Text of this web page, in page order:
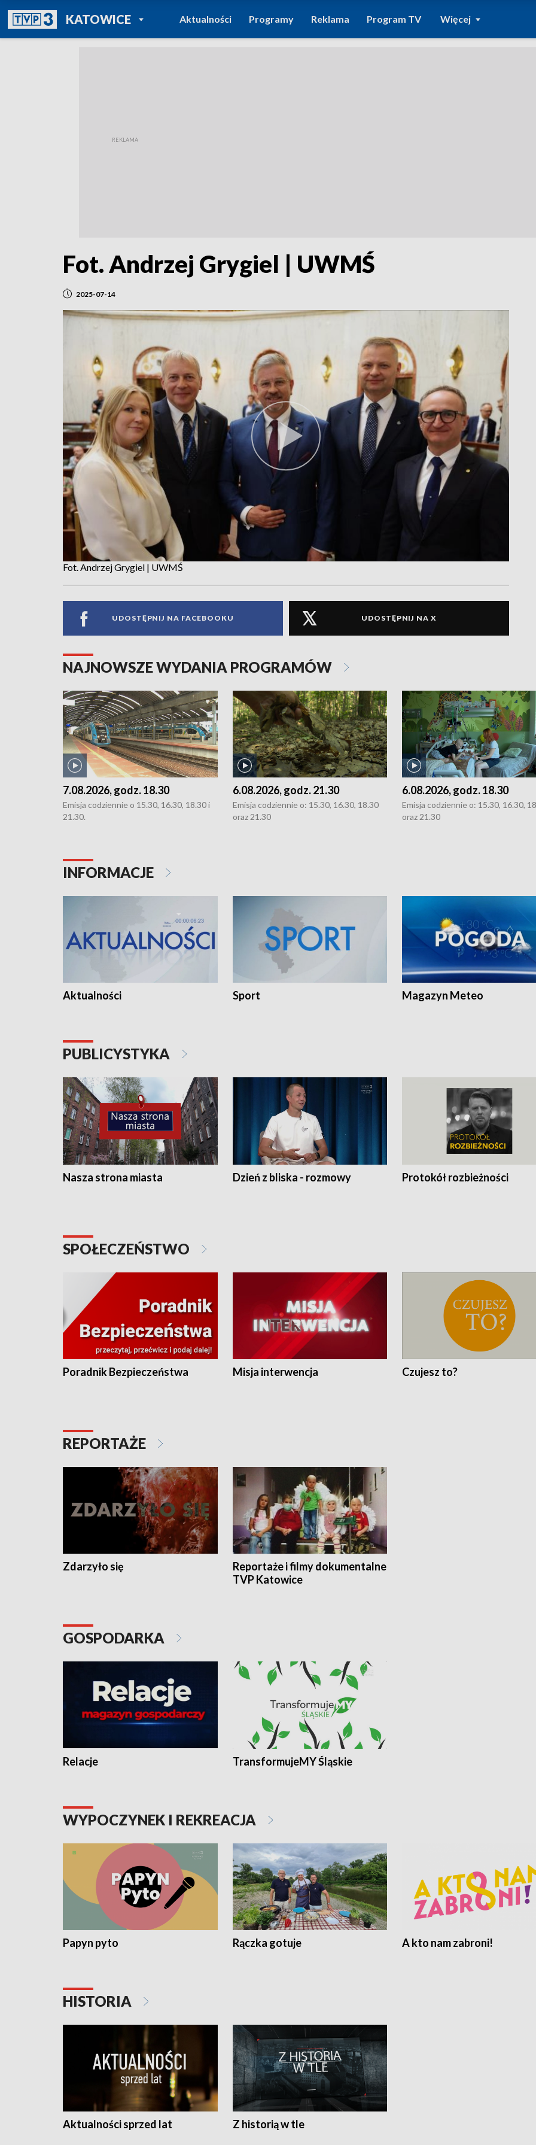
KATOWICEPOWRÓT DO
TVP REGIONY
Aktualności Programy Reklama Program TV Więcej
Fot. Andrzej Grygiel | UWMŚ
2025-07-14
Fot. Andrzej Grygiel | UWMŚ
UDOSTĘPNIJ NA FACEBOOKU UDOSTĘPNIJ NA X
NAJNOWSZE WYDANIA PROGRAMÓW
7.08.2026, godz. 18.30
Emisja codziennie o 15.30, 16.30, 18.30 i
21.30.
6.08.2026, godz. 21.30
Emisja codziennie o: 15.30, 16.30, 18.30
oraz 21.30
6.08.2026, godz. 18.30
Emisja codziennie o: 15.30, 16.30,
oraz 21.30
INFORMACJE
Aktualności Sport Magazyn Meteo
PUBLICYSTYKA
Nasza strona miasta Dzień z bliska - rozmowy Protokół rozbieżności
SPOŁECZEŃSTWO
Poradnik Bezpieczeństwa Misja interwencja Czujesz to?
REPORTAŻE
Zdarzyło się
Reportaże i filmy dokumentalne
TVP Katowice
GOSPODARKA
Relacje TransformujeMY Śląskie
WYPOCZYNEK I REKREACJA
Papyn pyto Rączka gotuje A kto nam zabroni!
HISTORIA
Aktualności sprzed lat Z historią w tle